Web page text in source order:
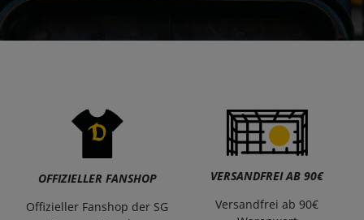
OFFIZIELLER FANSHOP
Offizieller Fanshop der SG
VERSANDFREI AB 90€
Versandfrei ab 90€